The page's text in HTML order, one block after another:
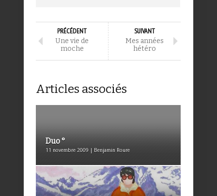
PRÉCÉDENT
Une vie de
moche
SUIVANT
Mes années
hétéro
Articles associés
Duo °
11 novembre 2009 | Benjamin Roure